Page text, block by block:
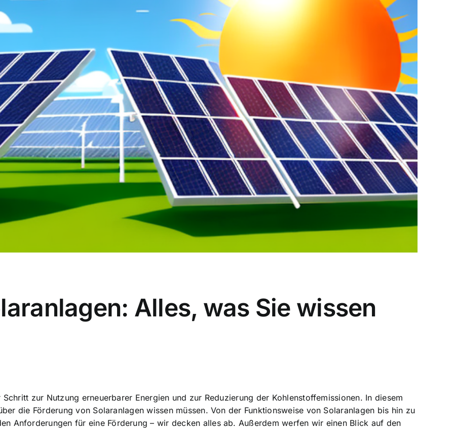
Alles, was Sie wissen
zur Nutzung erneuerbarer Energien und zur Reduzierung der Kohlenstoffemissionen. In diesem
die Förderung von Solaranlagen wissen müssen. Von der Funktionsweise von Solaranlagen bis hin zu
Anforderungen für eine Förderung – wir decken alles ab. Außerdem werfen wir einen Blick auf den